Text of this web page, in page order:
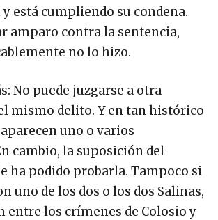
está cumpliendo su condena.
amparo contra la sentencia,
no lo hizo.
No puede juzgarse a otra
mismo delito. Y en tan histórico
uno o varios
cambio, la suposición del
ha podido probarla. Tampoco si
uno de los dos o los dos Salinas,
entre los crímenes de Colosio y